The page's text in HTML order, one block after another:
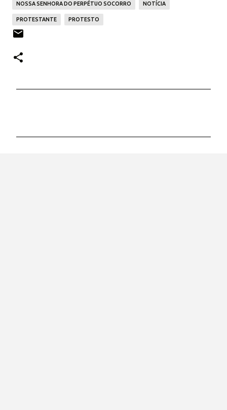
NOSSA SENHORA DO PERPÉTUO SOCORRO NOTÍCIA
PROTESTANTE PROTESTO